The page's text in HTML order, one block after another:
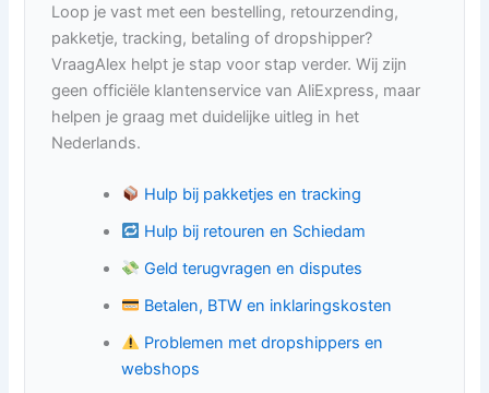
Loop je vast met een bestelling, retourzending,
pakketje, tracking, betaling of dropshipper?
VraagAlex helpt je stap voor stap verder. Wij zijn
geen officiële klantenservice van AliExpress, maar
helpen je graag met duidelijke uitleg in het
Nederlands.
Hulp bij pakketjes en tracking
Hulp bij retouren en Schiedam
Geld terugvragen en disputes
Betalen, BTW en inklaringskosten
Problemen met dropshippers en
webshops